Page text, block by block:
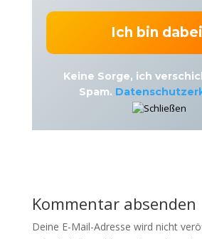
Keine Sorge, ich
Spam.
Kommentar absenden
Deine E-Mail-Adresse wird nicht